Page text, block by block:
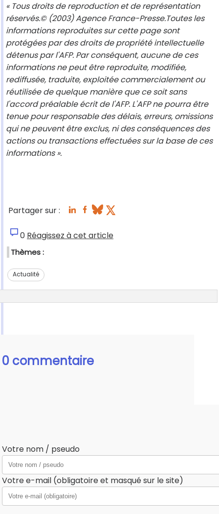
« Tous droits de reproduction et de représentation
réservés.© (2003) Agence France-Presse.Toutes les
informations reproduites sur cette page sont
protégées par des droits de propriété intellectuelle
détenus par l'AFP. Par conséquent, aucune de ces
informations ne peut être reproduite, modifiée,
rediffusée, traduite, exploitée commercialement ou
réutilisée de quelque manière que ce soit sans
l'accord préalable écrit de l'AFP. L'AFP ne pourra être
tenue pour responsable des délais, erreurs, omissions
qui ne peuvent être exclus, ni des conséquences des
actions ou transactions effectuées sur la base de ces
informations ».
Partager sur :
0 Réagissez à cet article
Thèmes :
Actualité
0 commentaire
Votre nom / pseudo
Votre e-mail (obligatoire et masqué sur le site)